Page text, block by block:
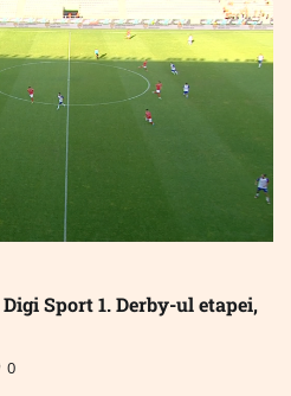
Sport 1. Derby-ul etapei,
0